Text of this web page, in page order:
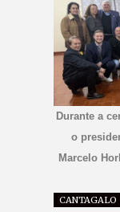
Durante a
o
Marcelo
CANTAGALO